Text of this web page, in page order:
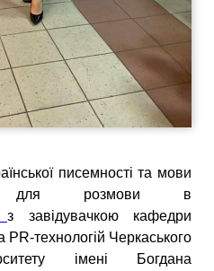
писемності та мови
для розмови в
з завідувачкою кафедри
PR-технологій Черкаського
імені Богдана